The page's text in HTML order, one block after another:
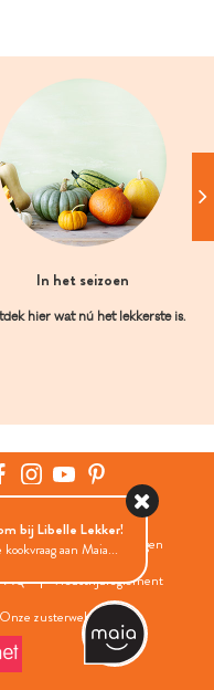
In het seizoen
hier wat nú het lekkerste is.
Group
Cookies instellingen
Wedstrijdreglement
Onze zusterwebsites
bij Libelle Lekker!
aan Maia...